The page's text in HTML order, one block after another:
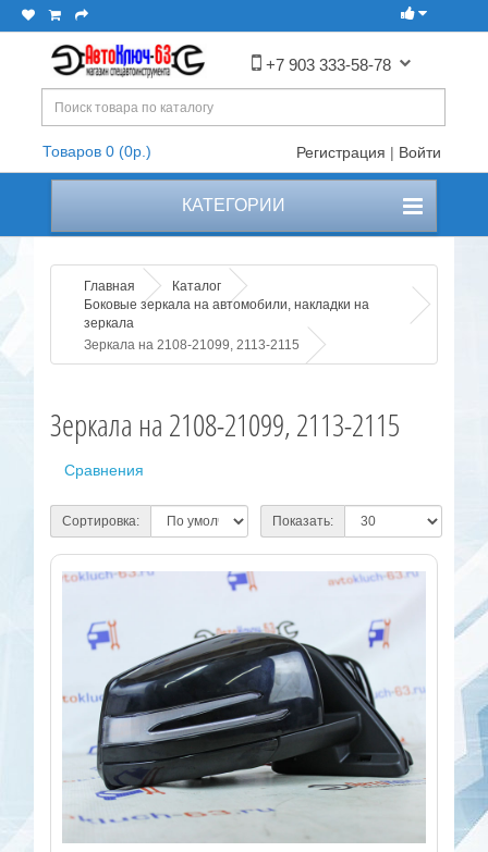
+7 903 333-58-78
Товаров 0 (0р.) Регистрация | Войти
КАТЕГОРИИ
Главная
Каталог
Боковые зеркала на автомобили, накладки на
зеркала
Зеркала на 2108-21099, 2113-2115
Зеркала на 2108-21099, 2113-2115
Сравнения
Сортировка: Показать: